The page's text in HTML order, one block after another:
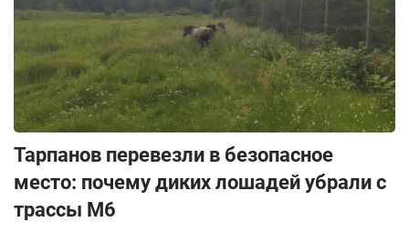
Тарпанов перевезли в безопасное
место: почему диких лошадей убрали с
трассы М6